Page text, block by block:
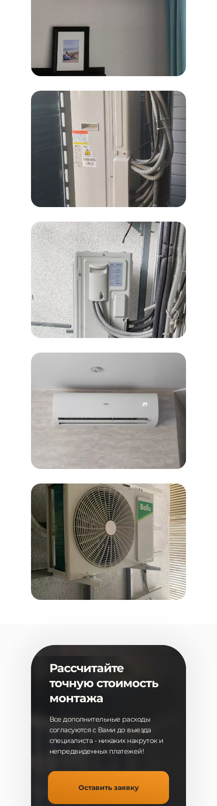
Рассчитайте
точную стоимость
монтажа
Все дополнительные расходы
согласуются с Вами до выезда
специалиста - никаких накруток и
непредвиденных платежей!
Оставить заявку